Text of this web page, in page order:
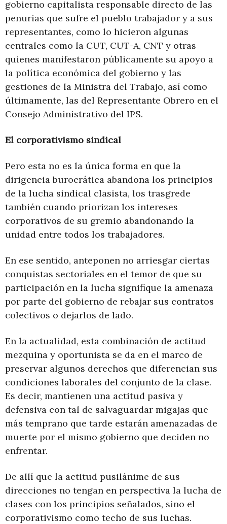
gobierno capitalista responsable directo de las
penurias que sufre el pueblo trabajador y a sus
representantes, como lo hicieron algunas
centrales como la CUT, CUT-A, CNT y otras
quienes manifestaron públicamente su apoyo a
la política económica del gobierno y las
gestiones de la Ministra del Trabajo, así como
últimamente, las del Representante Obrero en el
Consejo Administrativo del IPS.
El corporativismo sindical
Pero esta no es la única forma en que la
dirigencia burocrática abandona los principios
de la lucha sindical clasista, los trasgrede
también cuando priorizan los intereses
corporativos de su gremio abandonando la
unidad entre todos los trabajadores.
En ese sentido, anteponen no arriesgar ciertas
conquistas sectoriales en el temor de que su
participación en la lucha signifique la amenaza
por parte del gobierno de rebajar sus contratos
colectivos o dejarlos de lado.
En la actualidad, esta combinación de actitud
mezquina y oportunista se da en el marco de
preservar algunos derechos que diferencian sus
condiciones laborales del conjunto de la clase.
Es decir, mantienen una actitud pasiva y
defensiva con tal de salvaguardar migajas que
más temprano que tarde estarán amenazadas de
muerte por el mismo gobierno que deciden no
enfrentar.
De allí que la actitud pusilánime de sus
direcciones no tengan en perspectiva la lucha de
clases con los principios señalados, sino el
corporativismo como techo de sus luchas.